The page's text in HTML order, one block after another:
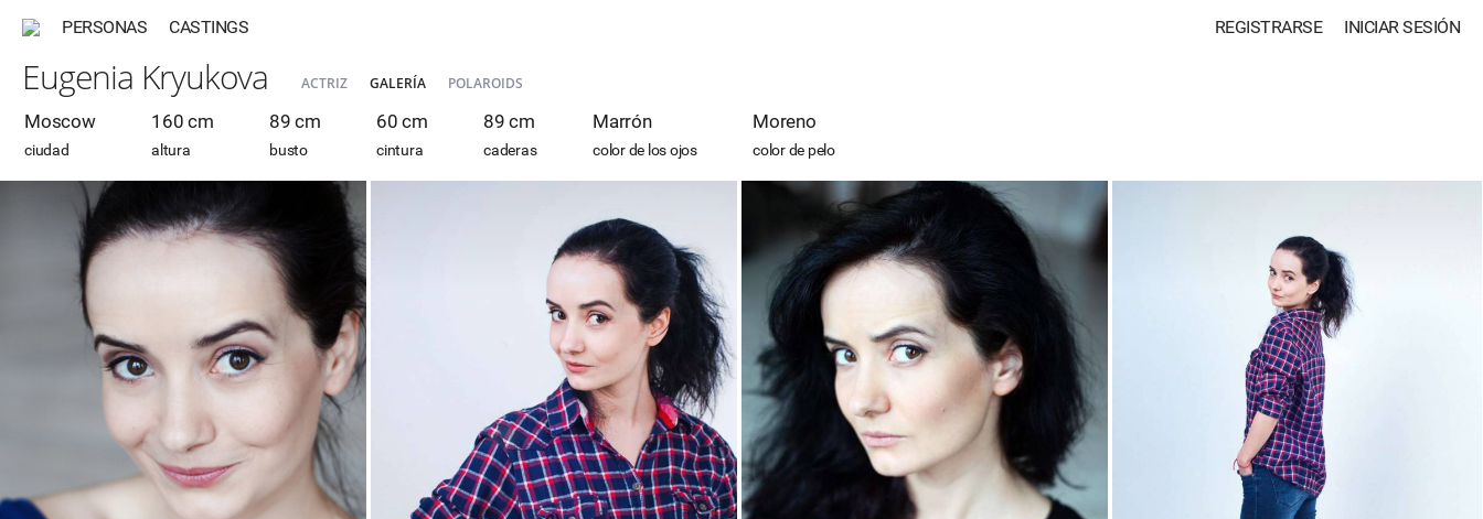
PERSONAS CASTINGS INICIAR SESIÓN
REGISTRARSE
Eugenia Kryukova ACTRIZ GALERÍA POLAROIDS
Moscow
ciudad
160 cm
altura
89 cm
busto
60 cm
cintura
89 cm
caderas
Marrón
color de los ojos
Moreno
color de pelo